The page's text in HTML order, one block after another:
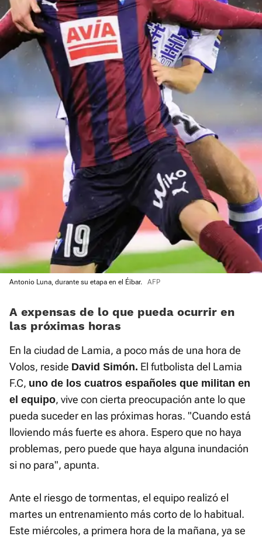
Antonio Luna, durante su etapa en el Éibar. AFP
A expensas de lo que pueda ocurrir en
las próximas horas
En la ciudad de Lamia, a poco más de una hora de
Volos, reside David Simón. El futbolista del Lamia
F.C, uno de los cuatros españoles que militan en
el equipo, vive con cierta preocupación ante lo que
pueda suceder en las próximas horas. "Cuando está
lloviendo más fuerte es ahora. Espero que no haya
problemas, pero puede que haya alguna inundación
si no para", apunta.
Ante el riesgo de tormentas, el equipo realizó el
martes un entrenamiento más corto de lo habitual.
Este miércoles, a primera hora de la mañana, ya se